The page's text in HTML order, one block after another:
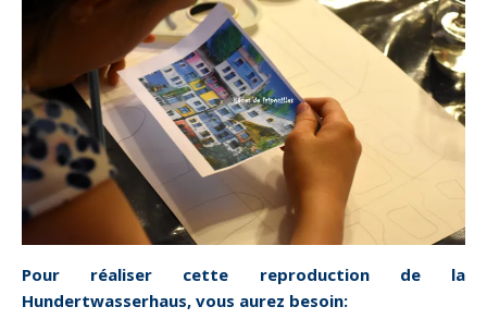
Pour réaliser cette reproduction de la
Hundertwasserhaus, vous aurez besoin: